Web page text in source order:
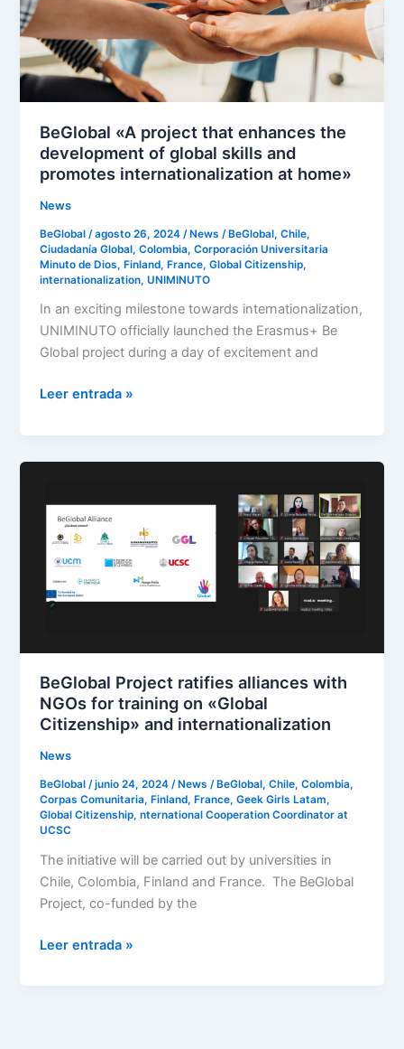
BeGlobal «A project that enhances the
development of global skills and
promotes internationalization at home»
News
BeGlobal /agosto 26, 2024 /News /BeGlobal,Chile,
Ciudadanía Global,Colombia,Corporación Universitaria
Minuto de Dios,Finland,France,Global Citizenship,
internationalization,UNIMINUTO
In an exciting milestone towards internationalization,
UNIMINUTO officially launched the Erasmus+ Be
Global project during a day of excitement and
enhances
the
development
of
and
promotes
internationalization
at
Leer entrada »
BeGlobal Project ratifies alliances with
NGOs for training on «Global
Citizenship» and internationalization
News
BeGlobal/junio 24, 2024/ News / BeGlobal,Chile,Colombia,
Corpas Comunitaria, Finland, France,Geek Girls Latam,
Global Citizenship,nternational Cooperation Coordinator at
UCSC
The initiative will be carried out by universities in
Chile, Colombia, Finland and France. The BeGlobal
Project, co-funded by the
ratifies
alliances
with
NGOs
for
Citizenship»
and
internationalization
Leer entrada »